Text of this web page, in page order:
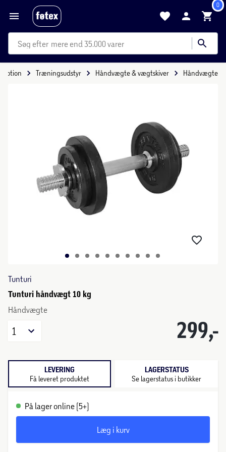
0
mere end 35.000 varer
Træningsudstyr Håndvægte & vægtskiver Håndvægte
Tunturi
Tunturi håndvægt 10 kg
Håndvægte
299,-
1
LEVERING
Få leveret produktet
LAGERSTATUS
Se lagerstatus i butikker
På lager online (5+)
Læg i kurv